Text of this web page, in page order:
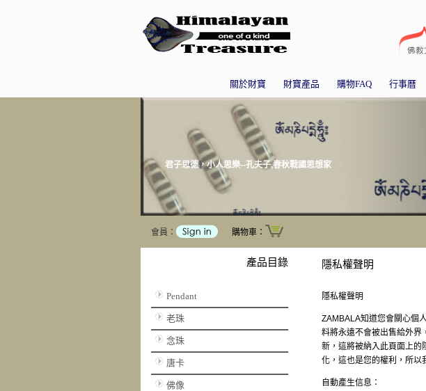
關於財寶 財寶產品 購物FAQ 行事曆
君子思德，小人思樂--孔夫子,春秋戰國思想家
會員： 購物車：
產品目錄
Pendant
老珠
念珠
唐卡
佛像
隱私權聲明
隱私權聲明
ZAMBALA知道您會關心個
料將永遠不會被出售給外界
新，這將被納入此頁面上的
化，這也是您的權利，所以
自動產生信息：